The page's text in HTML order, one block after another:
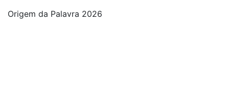
Origem da Palavra 2026